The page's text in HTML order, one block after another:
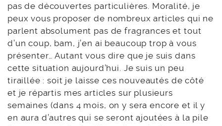
pas de découvertes particulières. Moralité, je
peux vous proposer de nombreux articles qui ne
parlent absolument pas de fragrances et tout
d’un coup, bam, j’en ai beaucoup trop à vous
présenter… Autant vous dire que je suis dans
cette situation aujourd’hui. Je suis un peu
tiraillée : soit je laisse ces nouveautés de côté
et je répartis mes articles sur plusieurs
semaines (dans 4 mois, on y sera encore et il y
en aura d’autres qui se seront ajoutées à la pile